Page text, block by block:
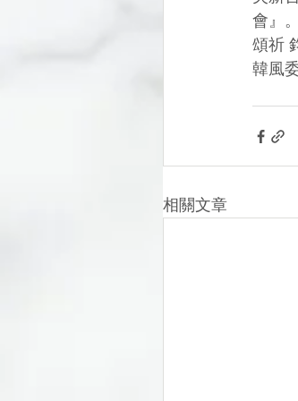
會』。
頌祈
韓風
相關文章